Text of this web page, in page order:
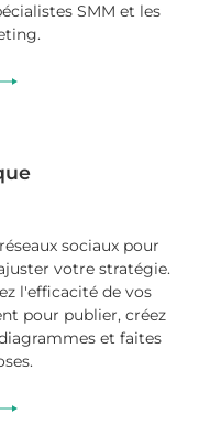
SMM et les
sociaux pour
votre stratégie.
l'efficacité de vos
pour publier, créez
et faites